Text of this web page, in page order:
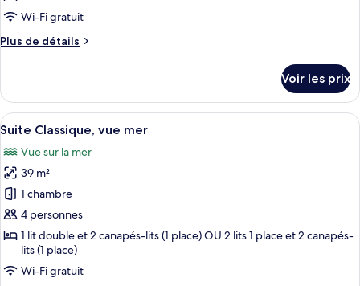
de
chambre :
Suite
mer
(Classic)
Wi-Fi gratuit
Plus de détails
Plus
le
type
de
Suite
Junior,
vue
mer
(Classic)
Voir les prix
Afficher
toutes
les
photos
pour
ce
type
chambre :
Une chambre dotée d’une grande
5
Suite Classique, vue mer
Vue sur la mer
39 m²
1 chambre
4 personnes
1 lit double et 2 canapés-lits (1 place) OU 2 lits 1 place et 2 canapés-
lits (1 place)
Wi-Fi gratuit